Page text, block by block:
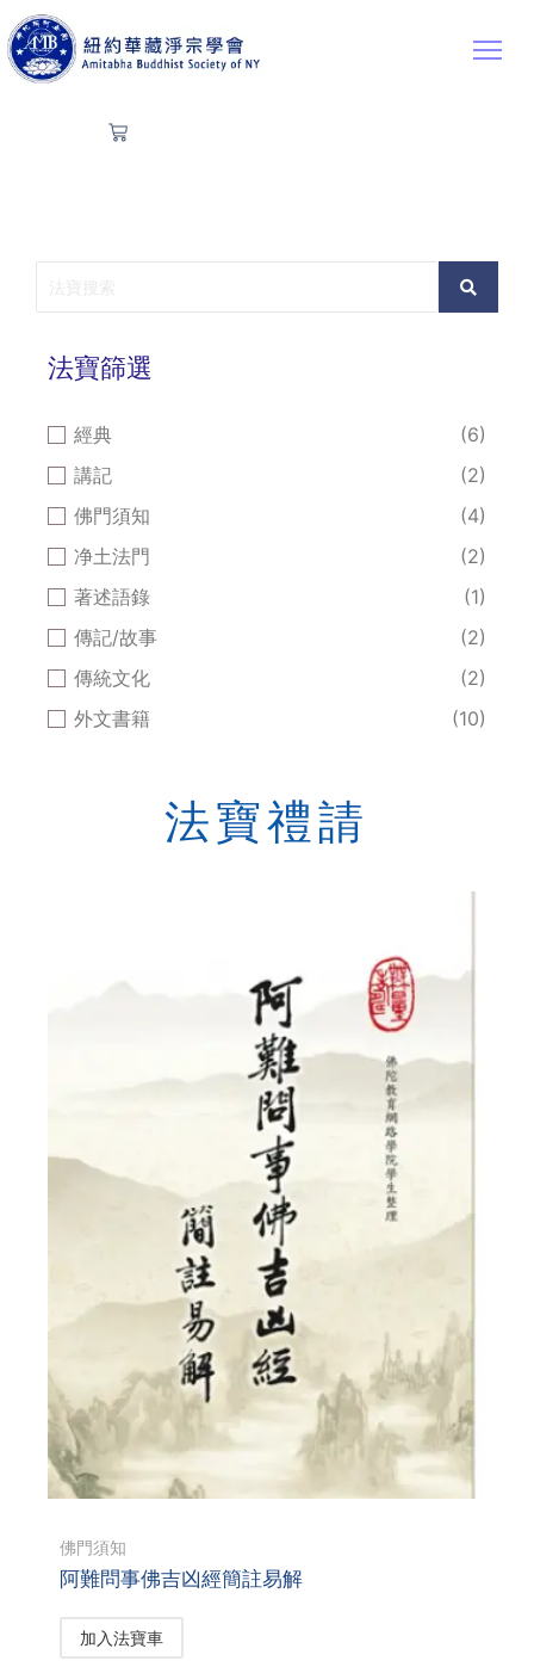
法寶篩選
經典
(6)
講記
(2)
佛門須知
(4)
净土法門
(2)
著述語錄
(1)
傳記/故事
(2)
傳統文化
(2)
外文書籍
(10)
法寶禮請
佛門須知
阿難問事佛吉凶經簡註易解
加入法寶車